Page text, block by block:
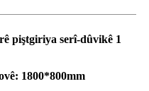
piştgiriya serî-dûvikê 1
1800*800mm